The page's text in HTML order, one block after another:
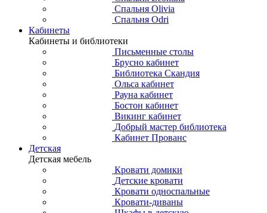
Спальня Olivia
Спальня Odri
Кабинеты
Кабинеты и библиотеки
Письменные столы
Брусно кабинет
Библиотека Скандия
Ольса кабинет
Рауна кабинет
Бостон кабинет
Викинг кабинет
Добрый мастер библиотека
Кабинет Прованс
Детская
Детская мебель
Кровати домики
Детские кровати
Кровати односпальные
Кровати-диваны